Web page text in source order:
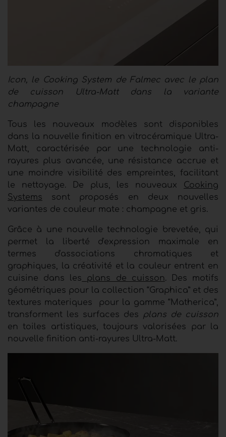
Icon, le Cooking System de Falmec avec le plan
de cuisson Ultra-Matt dans la variante
champagne
Tous les nouveaux modèles sont disponibles
dans la nouvelle finition en vitrocéramique Ultra-
Matt, caractérisée par
une technologie anti-
rayures plus avancée, une résistance accrue et
une moindre visibilité des empreintes, facilitant
le nettoyage. De plus, les nouveaux Cooking
Systems sont proposés en deux nouvelles
variantes de couleur mate : champagne et gris.
Grâce à une nouvelle technologie brevetée, qui
permet la liberté d'expression maximale en
termes d'associations chromatiques et
graphiques, la créativité et la couleur entrent en
cuisine dans les
plans de cuisson. Des motifs
géométriques pour la collection “Graphica” et des
textures materiques
pour la gamme “Matherica”,
transforment les surfaces des
plans de cuisson
en toiles artistiques, toujours valorisées par la
nouvelle finition anti-rayures Ultra-Matt.